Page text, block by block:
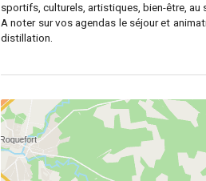
sportifs, culturels, artistiques, bien-être, au
A noter sur vos agendas le séjour et
distillation.